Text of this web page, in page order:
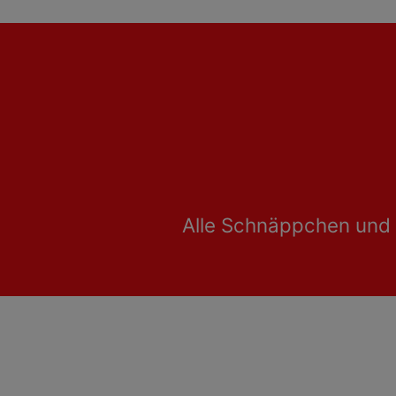
Alle Schnäppchen